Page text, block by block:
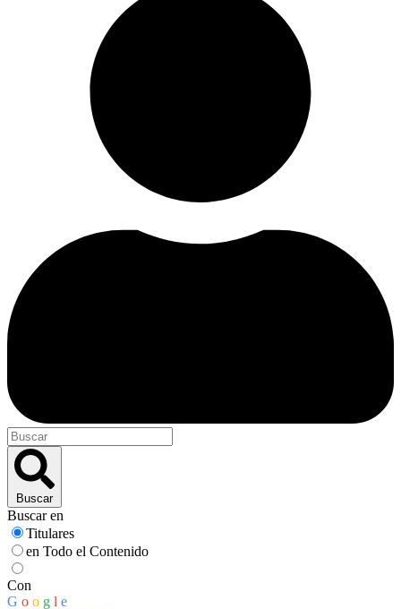
Buscar
Buscar en
Titulares
en Todo el Contenido
Con
G o o g l e